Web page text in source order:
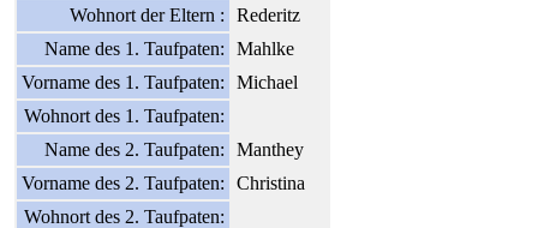
Wohnort der Eltern :
Rederitz
Name des 1. Taufpaten:
Mahlke
Vorname des 1. Taufpaten:
Michael
Wohnort des 1. Taufpaten:
Name des 2. Taufpaten:
Manthey
Vorname des 2. Taufpaten:
Christina
Wohnort des 2. Taufpaten: